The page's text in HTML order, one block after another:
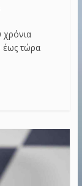
χρόνια
έως τώρα